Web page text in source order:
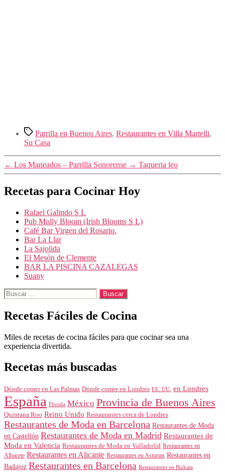
Etiquetas
Parrilla en Buenos Aires, Restaurantes en Villa Martelli,
Su Casa
← Los Maneados – Parrilla Sonorense → Taqueria leo
Recetas para Cocinar Hoy
Rafael Galindo S L
Pub Molly Bloom (Irish Blooms S L)
Café Bar Virgen del Rosario.
Bar La Llar
La Sajolida
El Mesón de Clemente
BAR LA PISCINA CAZALEGAS
Suany
Buscar:
Recetas Fáciles de Cocina
Miles de recetas de cocina fáciles para que cocinar sea una
experiencia divertida.
Recetas más buscadas
Dónde comer en Las Palmas Dónde comer en Londres EE. UU. en Londres
España Florida México Provincia de Buenos Aires
Quintana Roo Reino Unido Restaurantes cerca de Londres
Restaurantes de Moda en Barcelona Restaurantes de Moda
en Castellón Restaurantes de Moda en Madrid Restaurantes de
Moda en Valencia Restaurantes de Moda en Valladolid Restaurantes en
Albacete Restaurantes en Alicante Restaurantes en Asturias Restaurantes en
Badajoz Restaurantes en Barcelona Restaurantes en Bizkaia